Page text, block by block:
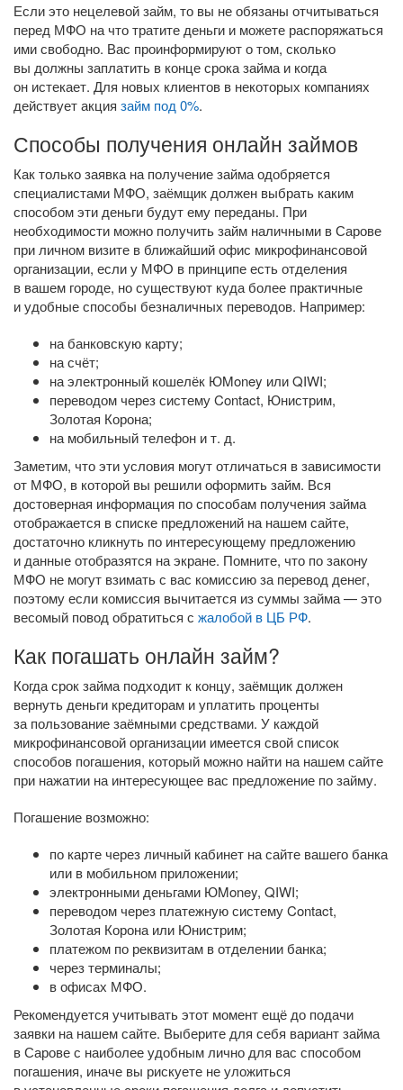
Если это нецелевой займ, то вы не обязаны отчитываться
перед МФО на что тратите деньги и можете распоряжаться
ими свободно. Вас проинформируют о том, сколько
вы должны заплатить в конце срока займа и когда
он истекает. Для новых клиентов в некоторых компаниях
действует акция займ под 0%.
Способы получения онлайн займов
Как только заявка на получение займа одобряется
специалистами МФО, заёмщик должен выбрать каким
способом эти деньги будут ему переданы. При
необходимости можно получить займ наличными в Сарове
при личном визите в ближайший офис микрофинансовой
организации, если у МФО в принципе есть отделения
в вашем городе, но существуют куда более практичные
и удобные способы безналичных переводов. Например:
на банковскую карту;
на счёт;
на электронный кошелёк ЮMoney или QIWI;
переводом через систему Contact, Юнистрим,
Золотая Корона;
на мобильный телефон и т. д.
Заметим, что эти условия могут отличаться в зависимости
от МФО, в которой вы решили оформить займ. Вся
достоверная информация по способам получения займа
отображается в списке предложений на нашем сайте,
достаточно кликнуть по интересующему предложению
и данные отобразятся на экране. Помните, что по закону
МФО не могут взимать с вас комиссию за перевод денег,
поэтому если комиссия вычитается из суммы займа — это
весомый повод обратиться с жалобой в ЦБ РФ.
Как погашать онлайн займ?
Когда срок займа подходит к концу, заёмщик должен
вернуть деньги кредиторам и уплатить проценты
за пользование заёмными средствами. У каждой
микрофинансовой организации имеется свой список
способов погашения, который можно найти на нашем сайте
при нажатии на интересующее вас предложение по займу.
Погашение возможно:
по карте через личный кабинет на сайте вашего банка
или в мобильном приложении;
электронными деньгами ЮMoney, QIWI;
переводом через платежную систему Contact,
Золотая Корона или Юнистрим;
платежом по реквизитам в отделении банка;
через терминалы;
в офисах МФО.
Рекомендуется учитывать этот момент ещё до подачи
заявки на нашем сайте. Выберите для себя вариант займа
в Сарове с наиболее удобным лично для вас способом
погашения, иначе вы рискуете не уложиться